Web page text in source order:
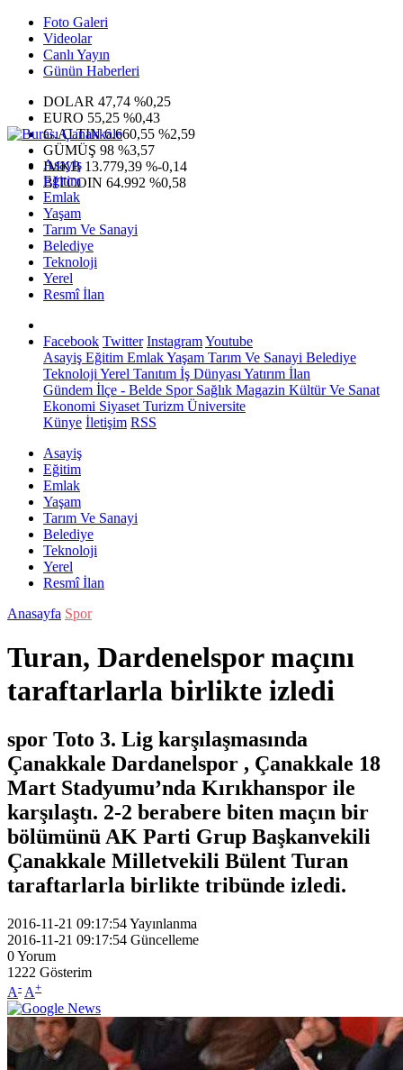
Foto Galeri
Videolar
Canlı Yayın
Günün Haberleri
DOLAR 47,74 %0,25
EURO 55,25 %0,43
G.ALTIN6.660,55 %2,59
GÜMÜŞ 98 %3,57
IMKB 13.779,39 %-0,14
BITCOIN 64.992 %0,58
Asayiş
Eğitim
Emlak
Yaşam
Tarım Ve Sanayi
Belediye
Teknoloji
Yerel
Resmî İlan
Facebook Twitter InstagramYoutube
Asayiş Eğitim EmlakYaşam Tarım Ve Sanayi Belediye
Teknoloji Yerel Tanıtım İş Dünyası Yatırım İlan
Gündem İlçe - Belde SporSağlık Magazin Kültür Ve Sanat
Ekonomi Siyaset Turizm Üniversite
Künye İletişim RSS
Asayiş
Eğitim
Emlak
Yaşam
Tarım Ve Sanayi
Belediye
Teknoloji
Yerel
Resmî İlan
Anasayfa Spor
Turan, Dardenelspor maçını
taraftarlarla birlikte izledi
spor Toto 3. Lig karşılaşmasında
Çanakkale Dardanelspor , Çanakkale 18
Mart Stadyumu’nda Kırıkhanspor ile
karşılaştı. 2-2 berabere biten maçın bir
bölümünü AK Parti Grup Başkanvekili
Çanakkale Milletvekili Bülent Turan
taraftarlarla birlikte tribünde izledi.
2016-11-21 09:17:54Yayınlanma
2016-11-21 09:17:54 Güncelleme
0Yorum
1222 Gösterim
A- A+